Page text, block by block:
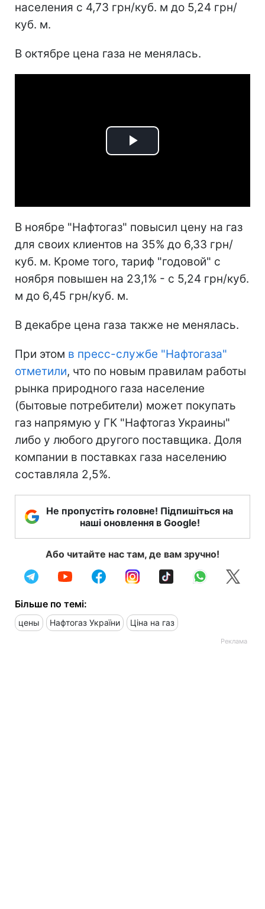
населения с 4,73 грн/куб. м до 5,24 грн/
куб. м.
В октябре цена газа не менялась.
Play
В ноябре "Нафтогаз" повысил цену на газ
для своих клиентов на 35% до 6,33 грн/
куб. м. Кроме того, тариф "годовой" с
ноября повышен на 23,1% - с 5,24 грн/куб.
м до 6,45 грн/куб. м.
В декабре цена газа также не менялась.
При этом в пресс-службе "Нафтогаза"
отметили, что по новым правилам работы
рынка природного газа население
(бытовые потребители) может покупать
газ напрямую у ГК "Нафтогаз Украины"
либо у любого другого поставщика. Доля
компании в поставках газа населению
составляла 2,5%.
Не пропустіть головне! Підпишіться на
наші оновлення в Google!
Або читайте нас там, де вам зручно!
Більше по темі:
цены Нафтогаз України Ціна на газ